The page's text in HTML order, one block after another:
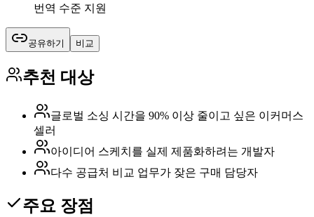
번역 수준 지원
공유하기 비교
추천 대상
글로벌 소싱 시간을 90% 이상 줄이고 싶은 이커머스
셀러
아이디어 스케치를 실제 제품화하려는 개발자
다수 공급처 비교 업무가 잦은 구매 담당자
주요 장점